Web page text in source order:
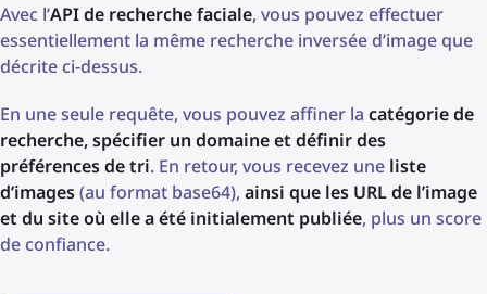
Avec l’API de recherche faciale, vous pouvez effectuer
essentiellement la même recherche inversée d’image que
décrite ci-dessus.
En une seule requête, vous pouvez affiner la catégorie de
recherche, spécifier un domaine et définir des
préférences de tri. En retour, vous recevez une liste
d’images(au format base64), ainsi que les URL de l’image
et du site où elle a été initialement publiée, plus un score
de confiance.